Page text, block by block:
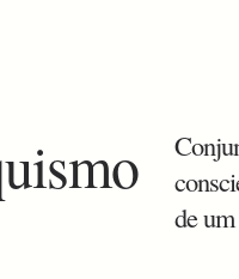
de